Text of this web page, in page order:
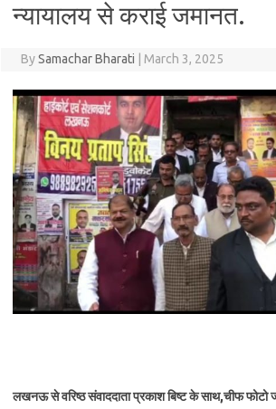
न्यायालय से कराई जमानत.
BySamachar Bharati March 3, 2025
लखनऊ से वरिष्ठ संवाददाता प्रकाश बिष्ट के साथ,चीफ फोटो